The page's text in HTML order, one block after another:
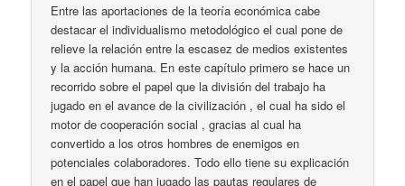
Entre las aportaciones de la teoría económica cabe
destacar el individualismo metodológico el cual pone de
relieve la relación entre la escasez de medios existentes
y la acción humana. En este capítulo primero se hace un
recorrido sobre el papel que la división del trabajo ha
jugado en el avance de la civilización , el cual ha sido el
motor de cooperación social , gracias al cual ha
convertido a los otros hombres de enemigos en
potenciales colaboradores. Todo ello tiene su explicación
en el papel que han jugado las pautas regulares de